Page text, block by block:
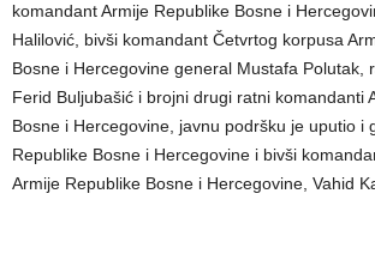
komandant Armije Republike Bosne i
Halilović, bivši komandant Četvrtog korpusa
Bosne i Hercegovine general Mustafa Polutak,
Ferid Buljubašić i brojni drugi ratni komandanti
Bosne i Hercegovine, javnu podršku je uputio i
Republike Bosne i Hercegovine i bivši
Armije Republike Bosne i Hercegovine, Vahid